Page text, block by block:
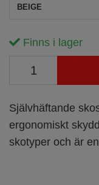
BEIGE
Finns i lager
Självhäftande
ergonomiskt
skotyper och är